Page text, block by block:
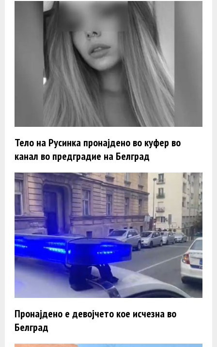
Тело на Русинка пронајдено во куфер во
канал во предградие на Белград
Пронајдено e девојчето кое исчезна во
Белград